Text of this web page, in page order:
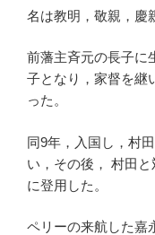
名は教明，敬親，慶
前藩主斉元の長子に
子となり，家督を継
った。
同9年，入国し，村
い，その後， 村田
に登用した。
ペリーの来航した嘉